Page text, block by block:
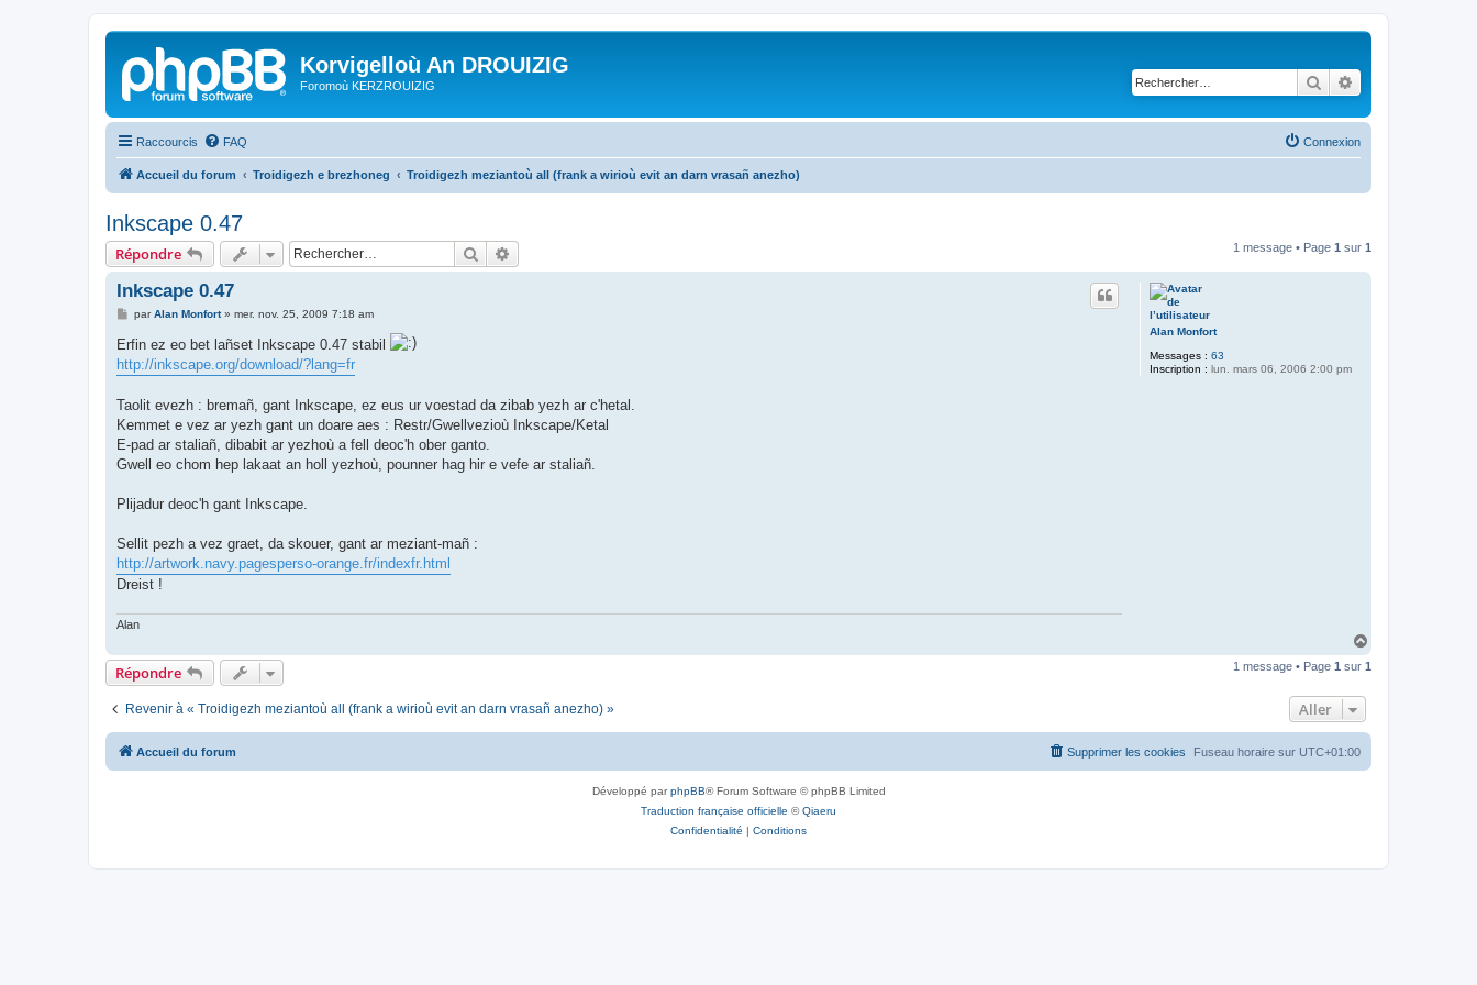
Korvigelloù An DROUIZIG
Foromoù KERZROUIZIG Rechercher
Raccourcis FAQ Connexion
Accueil du forum Troidigezh e brezhoneg Troidigezh meziantoù all (frank a wirioù evit an darn vrasañ anezho)
Inkscape 0.47
Répondre Rechercher 1 message • Page 1 sur 1
Alan Monfort
Messages : 63
Inscription : lun. mars 06, 2006 2:00 pm
Inkscape 0.47
M
s
s
a
g
parAlan Monfort» mer. nov. 25, 2009 7:18 am
Erfin ez eo bet lañset Inkscape 0.47 stabil
http://inkscape.org/download/?lang=fr
Taolit evezh : bremañ, gant Inkscape, ez eus ur voestad da zibab yezh ar c'hetal.
Kemmet e vez ar yezh gant un doare aes : Restr/Gwellvezioù Inkscape/Ketal
E-pad ar staliañ, dibabit ar yezhoù a fell deoc'h ober ganto.
Gwell eo chom hep lakaat an holl yezhoù, pounner hag hir e vefe ar staliañ.
Plijadur deoc'h gant Inkscape.
Sellit pezh a vez graet, da skouer, gant ar meziant-mañ :
http://artwork.navy.pagesperso-orange.fr/indexfr.html
Dreist !
Alan
u
Répondre 1 message • Page 1 sur 1
Revenir à « Troidigezh meziantoù all (frank a wirioù evit an darn vrasañ anezho) » Aller
Accueil du forum Fuseau horaire sur UTC+01:00
Supprimer les cookies
Développé parphpBB® Forum Software © phpBB Limited
Traduction française officielle ©Qiaeru
Confidentialité | Conditions